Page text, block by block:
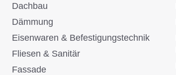
Dachbau
Dämmung
Eisenwaren & Befestigungstechnik
Fliesen & Sanitär
Fassade